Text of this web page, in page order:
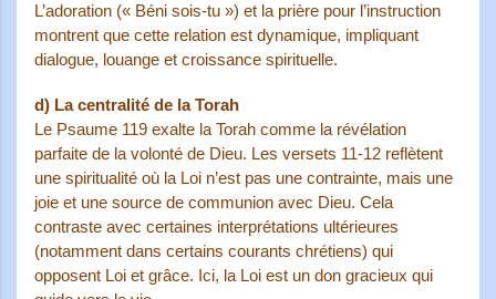
L’adoration (« Béni sois-tu ») et la prière pour l’instruction
montrent que cette relation est dynamique, impliquant
dialogue, louange et croissance spirituelle.
d) La centralité de la Torah
Le Psaume 119 exalte la Torah comme la révélation
parfaite de la volonté de Dieu. Les versets 11-12 reflètent
une spiritualité où la Loi n’est pas une contrainte, mais une
joie et une source de communion avec Dieu. Cela
contraste avec certaines interprétations ultérieures
(notamment dans certains courants chrétiens) qui
opposent Loi et grâce. Ici, la Loi est un don gracieux qui